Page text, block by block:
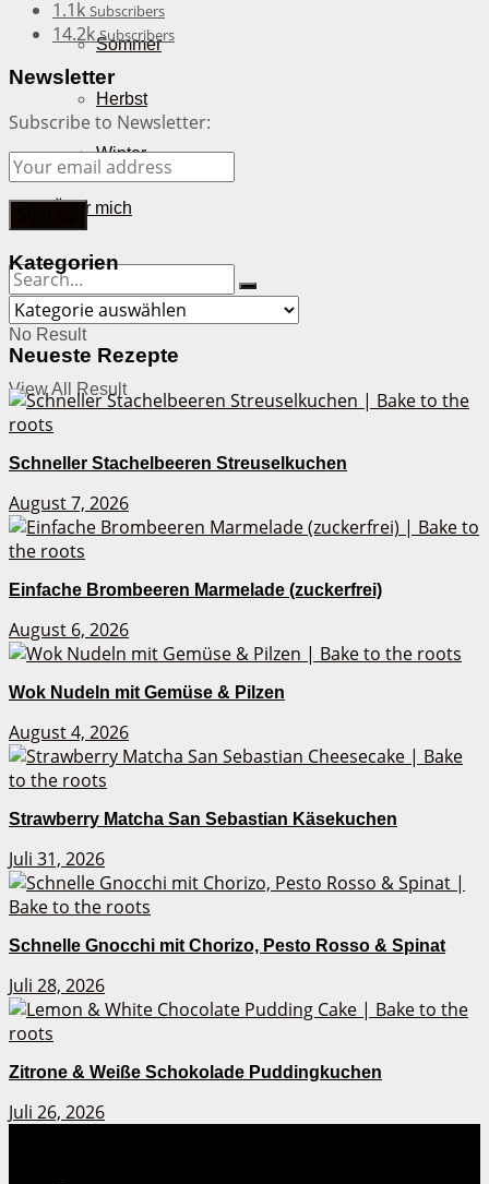
Sommer
Herbst
Winter
Über mich
No Result
View All Result
1.1k Subscribers
14.2k Subscribers
Newsletter
Subscribe to Newsletter:
Kategorien
Kategorien
Neueste Rezepte
Schneller Stachelbeeren Streuselkuchen
August 7, 2026
Einfache Brombeeren Marmelade (zuckerfrei)
August 6, 2026
Wok Nudeln mit Gemüse & Pilzen
August 4, 2026
Strawberry Matcha San Sebastian Käsekuchen
Juli 31, 2026
Schnelle Gnocchi mit Chorizo, Pesto Rosso & Spinat
Juli 28, 2026
Zitrone & Weiße Schokolade Puddingkuchen
Juli 26, 2026